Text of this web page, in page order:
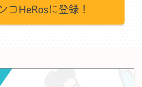
コHeRosに登録！